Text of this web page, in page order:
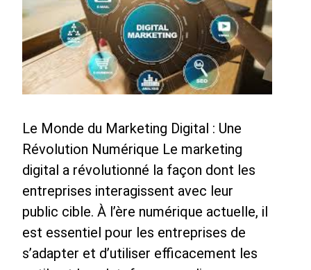
Le Monde du Marketing Digital : Une
Révolution Numérique Le marketing
digital a révolutionné la façon dont les
entreprises interagissent avec leur
public cible. À l’ère numérique actuelle, il
est essentiel pour les entreprises de
s’adapter et d’utiliser efficacement les